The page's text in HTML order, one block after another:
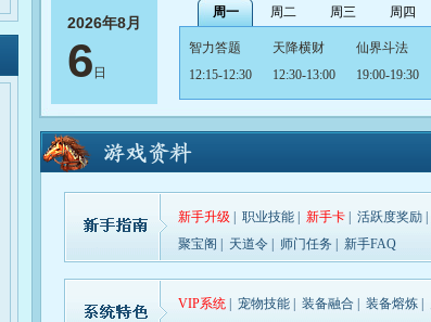
2026年8月
6 日
周一 周二 周三 周四
智力答题
12:15-12:30
天降横财
12:30-13:00
仙界斗法
19:00-19:30
智力答题
天降横财
仙界斗法
天降横财
仙界斗法
擂台争霸
仙界斗法
擂台争霸
帮派战
新手升级 职业技能 新手卡 活跃度奖励
聚宝阁
天道令 师门任务 新手FAQ
VIP系统 宠物技能 装备融合 装备熔炼